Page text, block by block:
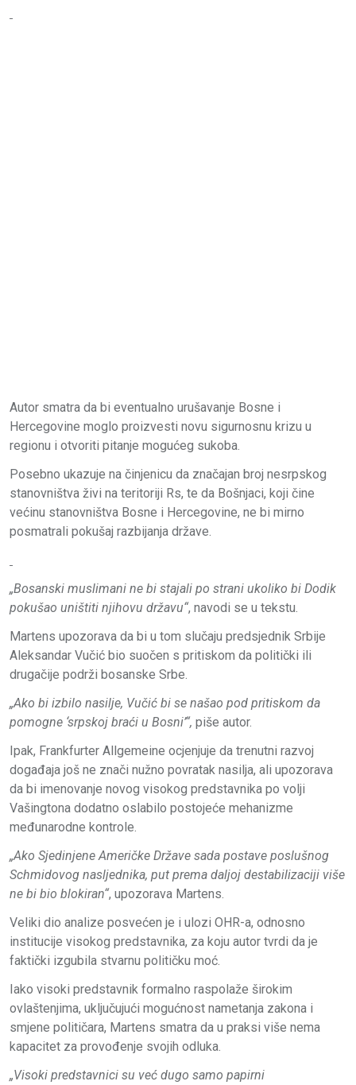
Autor smatra da bi eventualno urušavanje Bosne i
Hercegovine moglo proizvesti novu sigurnosnu krizu u
regionu i otvoriti pitanje mogućeg sukoba.
Posebno ukazuje na činjenicu da značajan broj nesrpskog
stanovništva živi na teritoriji Rs, te da Bošnjaci, koji čine
većinu stanovništva Bosne i Hercegovine, ne bi mirno
posmatrali pokušaj razbijanja države.
„Bosanski muslimani ne bi stajali po strani ukoliko bi Dodik
pokušao uništiti njihovu državu“, navodi se u tekstu.
Martens upozorava da bi u tom slučaju predsjednik Srbije
Aleksandar Vučić bio suočen s pritiskom da politički ili
drugačije podrži bosanske Srbe.
„Ako bi izbilo nasilje, Vučić bi se našao pod pritiskom da
pomogne ‘srpskoj braći u Bosni’“, piše autor.
Ipak, Frankfurter Allgemeine ocjenjuje da trenutni razvoj
događaja još ne znači nužno povratak nasilja, ali upozorava
da bi imenovanje novog visokog predstavnika po volji
Vašingtona dodatno oslabilo postojeće mehanizme
međunarodne kontrole.
„Ako Sjedinjene Američke Države sada postave poslušnog
Schmidovog nasljednika, put prema daljoj destabilizaciji više
ne bi bio blokiran“, upozorava Martens.
Veliki dio analize posvećen je i ulozi OHR-a, odnosno
institucije visokog predstavnika, za koju autor tvrdi da je
faktički izgubila stvarnu političku moć.
Iako visoki predstavnik formalno raspolaže širokim
ovlaštenjima, uključujući mogućnost nametanja zakona i
smjene političara, Martens smatra da u praksi više nema
kapacitet za provođenje svojih odluka.
„Visoki predstavnici su već dugo samo papirni